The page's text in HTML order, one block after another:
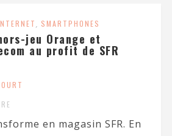
, SMARTPHONES
jeu Orange et
au profit de SFR
en magasin SFR. En